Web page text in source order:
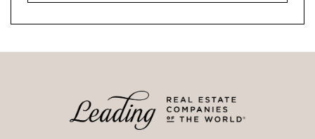
Strand Properties Brand Partner
0400 54 8888 – mia@strand.fi